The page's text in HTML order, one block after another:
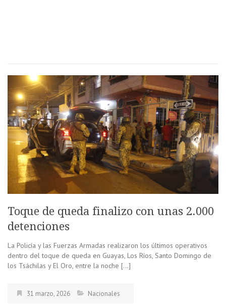
Toque de queda finalizo con unas 2.000
detenciones
La Policía y las Fuerzas Armadas realizaron los últimos operativos
dentro del toque de queda en Guayas, Los Ríos, Santo Domingo de
los Tsáchilas y El Oro, entre la noche […]
31 marzo, 2026 Nacionales